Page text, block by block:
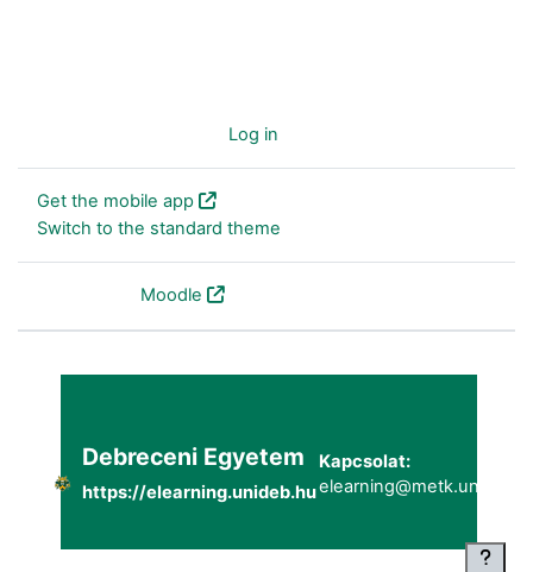
Log in
Get the mobile app
Switch to the standard theme
Moodle
Debreceni Egyetem
https://elearning.unideb.hu
Kapcsolat: